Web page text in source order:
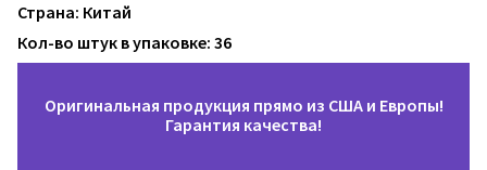
Страна: Китай
Кол-во штук в упаковке: 36
Оригинальная продукция прямо из США и Европы!
Гарантия качества!